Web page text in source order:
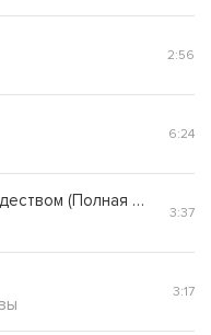
2:56
6:24
Ночь перед Рождеством (Полная Версия)
3:37
3:17